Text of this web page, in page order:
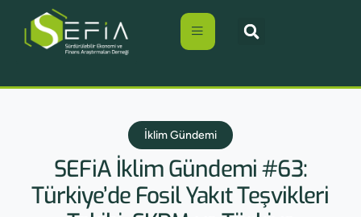
İklim Gündemi
SEFiA İklim Gündemi #63:
Türkiye’de Fosil Yakıt Teşvikleri